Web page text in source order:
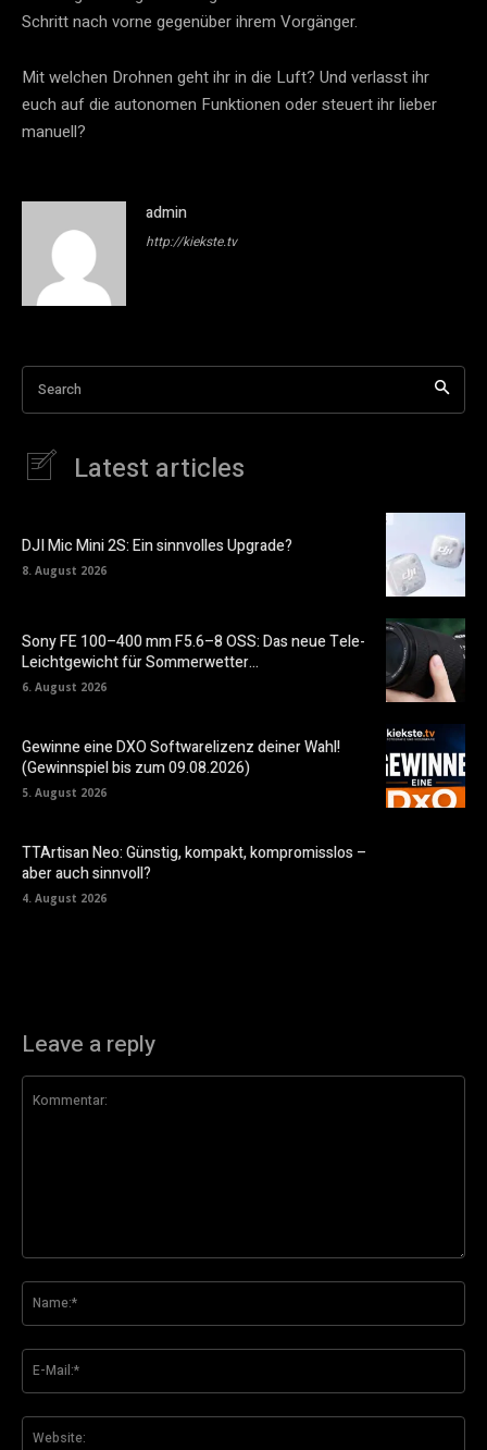
Schritt nach vorne gegenüber ihrem Vorgänger.
Mit welchen Drohnen geht ihr in die Luft? Und verlasst ihr
euch auf die autonomen Funktionen oder steuert ihr lieber
manuell?
admin
http://kiekste.tv
Search
Latest articles
DJI Mic Mini 2S: Ein sinnvolles Upgrade?
8. August 2026
Sony FE 100–400 mm F5.6–8 OSS: Das neue Tele-
Leichtgewicht für Sommerwetter…
6. August 2026
Gewinne eine DXO Softwarelizenz deiner Wahl!
(Gewinnspiel bis zum 09.08.2026)
5. August 2026
TTArtisan Neo: Günstig, kompakt, kompromisslos –
aber auch sinnvoll?
4. August 2026
Leave a reply